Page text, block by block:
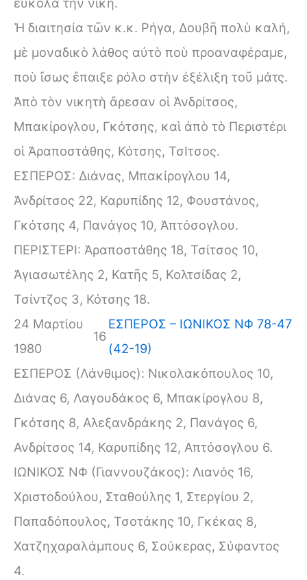
εὔκολα την νίκη.
Ἡ διαιτησία τῶν κ.κ. Ρήγα, Δουβῆ πολὺ καλή,
μὲ μοναδικὸ λάθος αὐτὸ ποὺ προαναφέραμε,
ποὺ ἴσως ἔπαιξε ρόλο στὴν ἐξέλιξη τοῦ μάτς.
Ἀπὸ τὸν νικητὴ ἄρεσαν οἱ Ἀνδρίτσος,
Μπακίρογλου, Γκότσης, καὶ ἀπὸ τὸ Περιστέρι
οἱ Ἀραποστάθης, Κότσης, ΤσΙτσος.
ΕΣΠΕΡΟΣ: Διάνας, Μπακίρογλου 14,
Ἀνδρίτσος 22, Καρυπίδης 12, Φουστάνος,
Γκότσης 4, Πανάγος 10, Ἀπτόσογλου.
ΠΕΡΙΣΤΕΡΙ: Ἀραποστάθης 18, Τσίτσος 10,
Ἀγιασωτέλης 2, Κατῆς 5, Κολτσίδας 2,
Τσίντζος 3, Κότσης 18.
24 Μαρτίου
1980
16
ΕΣΠΕΡΟΣ – ΙΩΝΙΚΟΣ ΝΦ 78-47
(42-19)
ΕΣΠΕΡΟΣ (Λάνθιμος): Νικολακόπουλος 10,
Διάνας 6, Λαγουδάκος 6, Μπακίρογλου 8,
Γκότσης 8, Αλεξανδράκης 2, Πανάγος 6,
Ανδρίτσος 14, Καρυπίδης 12, Απτόσογλου 6.
ΙΩΝΙΚΟΣ ΝΦ (Γιαννουζάκος): Λιανός 16,
Χριστοδούλου, Σταθούλης 1, Στεργίου 2,
Παπαδόπουλος, Τσοτάκης 10, Γκέκας 8,
Χατζηχαραλάμπους 6, Σούκερας, Σύφαντος
4.